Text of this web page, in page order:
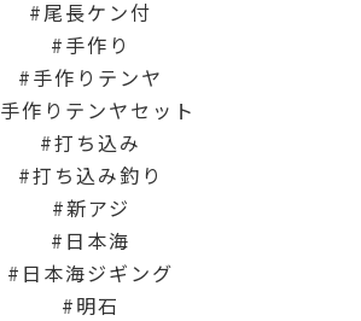
尾長ケン付
手作り
手作りテンヤ
手作りテンヤセット
打ち込み
打ち込み釣り
新アジ
日本海
日本海ジギング
明石